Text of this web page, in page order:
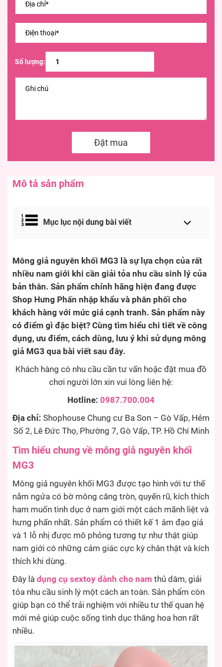
Số lượng:
Đặt mua
Mô tả sản phẩm
Mục lục nội dung bài viết
Mông giả nguyên khối MG3 là sự lựa chọn của rất
nhiều nam giới khi cần giải tỏa nhu cầu sinh lý của
bản thân. Sản phẩm chính hãng hiện đang được
Shop Hưng Phấn nhập khẩu và phân phối cho
khách hàng với mức giá cạnh tranh. Sản phẩm này
có điểm gì đặc biệt? Cùng tìm hiểu chi tiết về công
dụng, ưu điểm, cách dùng, lưu ý khi sử dụng mông
giả MG3 qua bài viết sau đây.
Khách hàng có nhu cầu cần tư vấn hoặc đặt mua đồ
chơi người lớn xin vui lòng liên hệ:
Hotline: 0987.700.004
Địa chỉ: Shophouse Chung cư Ba Son – Gò Vấp, Hẻm
Số 2, Lê Đức Thọ, Phường 7, Gò Vấp, TP. Hồ Chí Minh
Tìm hiểu chung về mông giả nguyên khối
MG3
Mông giả nguyên khối MG3 được tạo hình với tư thế
nằm ngửa có bờ mông căng tròn, quyến rũ, kích thích
ham muốn tình dục ở nam giới một cách mãnh liệt và
hưng phấn nhất. Sản phẩm có thiết kế 1 âm đạo giả
và 1 lỗ nhị được mô phỏng tương tự như thật giúp
nam giới có những cảm giác cực kỳ chân thật và kích
thích khi dùng.
Đây là dụng cụ sextoy dành cho nam thủ dâm, giải
tỏa nhu cầu sinh lý một cách an toàn. Sản phẩm còn
giúp bạn có thể trải nghiệm với nhiều tư thế quan hệ
mới mẻ giúp cuộc sống tình dục thăng hoa hơn rất
nhiều.